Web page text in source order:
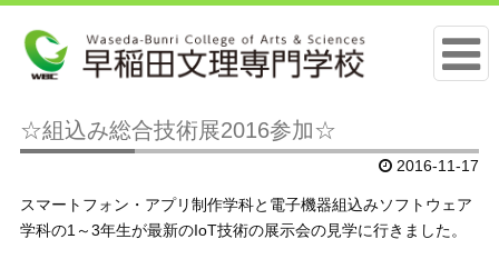
☆組込み総合技術展2016参加☆
2016-11-17
スマートフォン・アプリ制作学科と電子機器組込みソフトウェア
学科の1～3年生が最新のIoT技術の展示会の見学に行きました。